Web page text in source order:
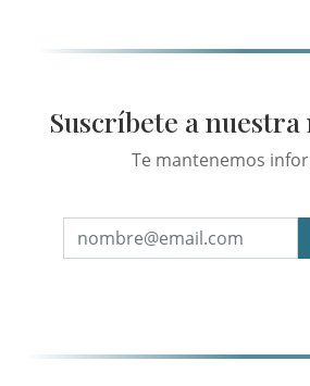
Suscríbete a
Te mantenemos